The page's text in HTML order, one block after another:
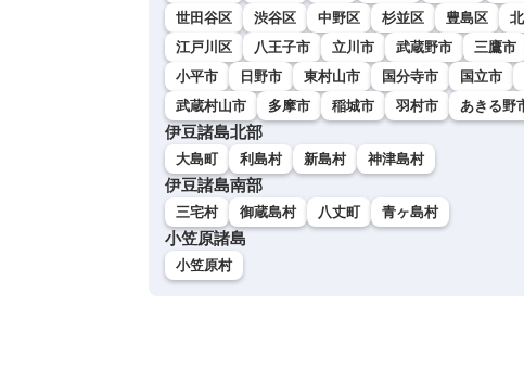
世田谷区
渋谷区 中野区 杉並区 豊島区
江戸川区
八王子市 立川市 武蔵野市 三鷹市
小平市
日野市 東村山市 国分寺市 国立市
武蔵村山市
多摩市 稲城市 羽村市 あきる野
伊豆諸島北部
大島町 利島村 新島村 神津島村
伊豆諸島南部
三宅村 御蔵島村 八丈町 青ヶ島村
小笠原諸島
小笠原村